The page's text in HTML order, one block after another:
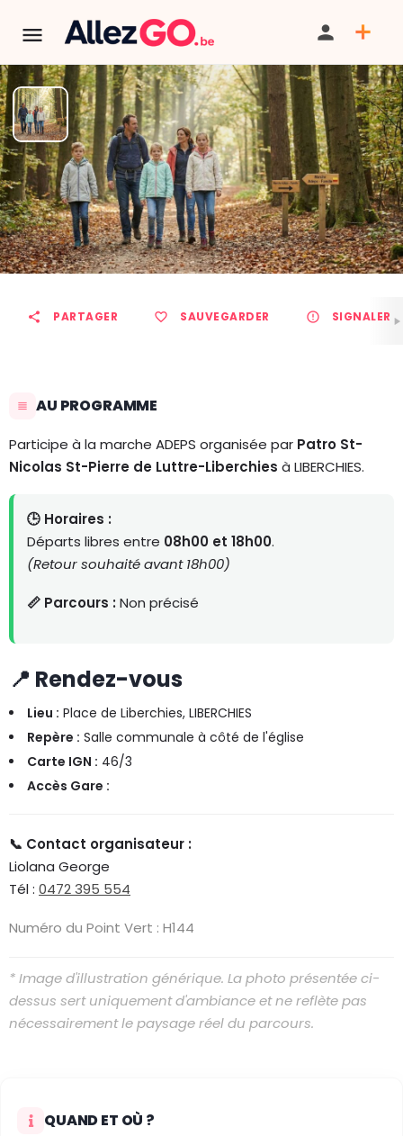
Marche ADEPS à LIBERCHIES
TÉLÉPHONE
PARTAGER SAUVEGARDER SIGNALER
AU PROGRAMME
Participe à la marche ADEPS organisée par Patro St-
Nicolas St-Pierre de Luttre-Liberchies à LIBERCHIES.
🕒 Horaires :
Départs libres entre 08h00 et 18h00.
(Retour souhaité avant 18h00)
📏 Parcours :Non précisé
📍 Rendez-vous
Lieu : Place de Liberchies, LIBERCHIES
Repère : Salle communale à côté de l'église
Carte IGN : 46/3
Accès Gare :
📞 Contact organisateur :
Liolana George
Tél : 0472 395 554
Numéro du Point Vert : H144
* Image d'illustration générique. La photo présentée ci-
dessus sert uniquement d'ambiance et ne reflète pas
nécessairement le paysage réel du parcours.
QUAND ET OÙ ?